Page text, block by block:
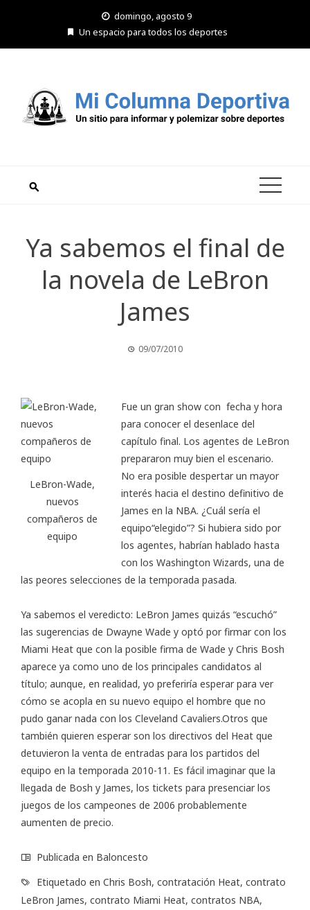
domingo, agosto 9
Un espacio para todos los deportes
Ya sabemos el final de
la novela de LeBron
James
09/07/2010
LeBron-Wade,
nuevos
compañeros de
equipo
Fue un gran show con fecha y hora
para conocer el desenlace del
capítulo final. Los agentes de LeBron
prepararon muy bien el escenario.
No era posible despertar un mayor
interés hacia el destino definitivo de
James en la NBA. ¿Cuál sería el
equipo“elegido”? Si hubiera sido por
los agentes, habrían hablado hasta
con los Washington Wizards, una de
las peores selecciones de la temporada pasada.
Ya sabemos el veredicto: LeBron James quizás “escuchó”
las sugerencias de Dwayne Wade y optó por firmar con los
Miami Heat que con la posible firma de Wade y Chris Bosh
aparece ya como uno de los principales candidatos al
título; aunque, en realidad, yo preferiría esperar para ver
cómo se acopla en su nuevo equipo el hombre que no
pudo ganar nada con los Cleveland Cavaliers.Otros que
también quieren esperar son los directivos del Heat que
detuvieron la venta de entradas para los partidos del
equipo en la temporada 2010-11. Es fácil imaginar que la
llegada de Bosh y James, los tickets para presenciar los
juegos de los campeones de 2006 probablemente
aumenten de precio.
Publicada en Baloncesto
Etiquetado en Chris Bosh, contratación Heat, contrato
LeBron James, contrato Miami Heat, contratos NBA,